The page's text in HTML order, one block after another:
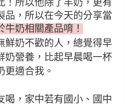
！所以他除了羊奶，更有
品，所以在今天的分享當
牛奶相關產品唷！
鮮奶不歡的人，總覺得早
奶營養，比起早晨喝一杯
更適合我。
喝，家中若有國小、國中